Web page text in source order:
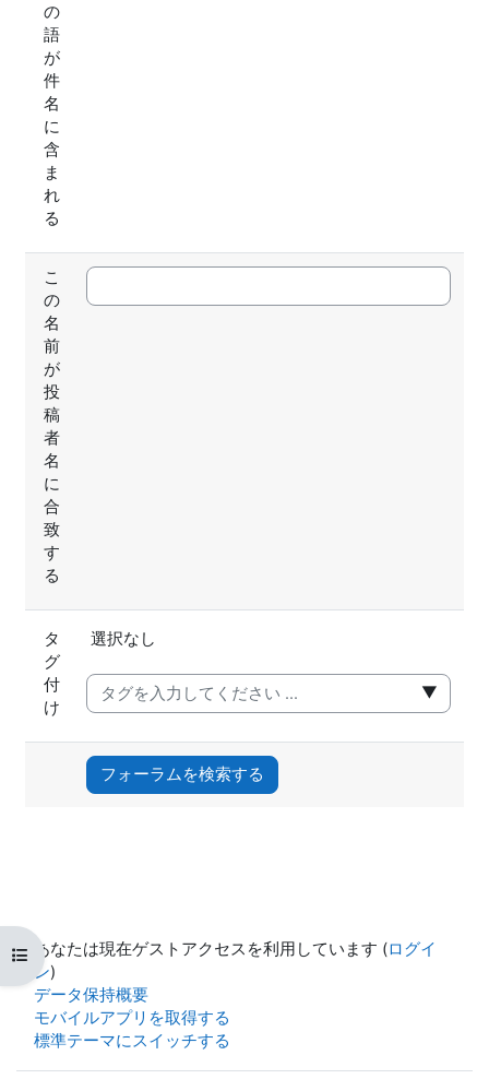
コースインデックスを開く
の
語
が
件
名
に
含
ま
れ
る
こ
の
名
前
が
投
稿
者
名
に
合
致
す
る
タ
グ
付
け
選択済みアイテム:
選択なし
▼
フォーラムを検索する
あなたは現在ゲストアクセスを利用しています (ログイ
ン)
データ保持概要
モバイルアプリを取得する
標準テーマにスイッチする